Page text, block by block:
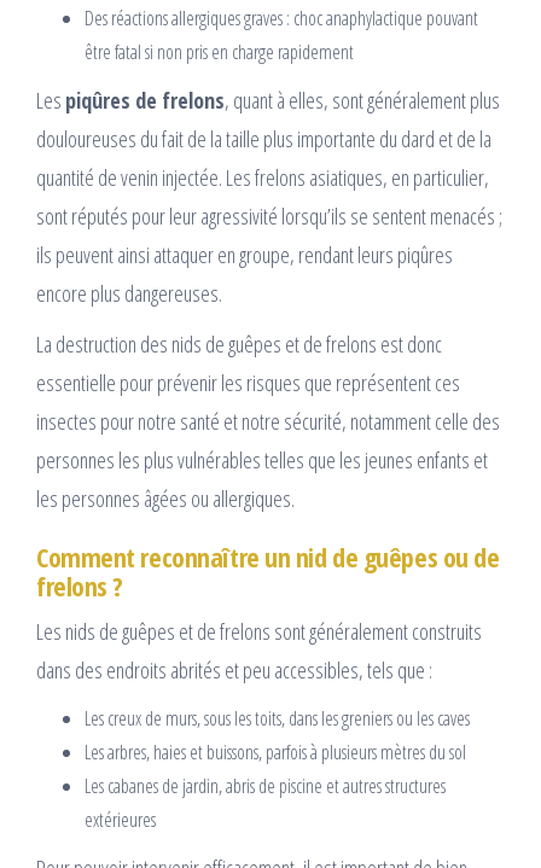
Des réactions allergiques graves : choc anaphylactique pouvant
être fatal si non pris en charge rapidement
Les piqûres de frelons, quant à elles, sont généralement plus
douloureuses du fait de la taille plus importante du dard et de la
quantité de venin injectée. Les frelons asiatiques, en particulier,
sont réputés pour leur agressivité lorsqu’ils se sentent menacés ;
ils peuvent ainsi attaquer en groupe, rendant leurs piqûres
encore plus dangereuses.
La destruction des nids de guêpes et de frelons est donc
essentielle pour prévenir les risques que représentent ces
insectes pour notre santé et notre sécurité, notamment celle des
personnes les plus vulnérables telles que les jeunes enfants et
les personnes âgées ou allergiques.
Comment reconnaître un nid de guêpes ou de
frelons ?
Les nids de guêpes et de frelons sont généralement construits
dans des endroits abrités et peu accessibles, tels que :
Les creux de murs, sous les toits, dans les greniers ou les caves
Les arbres, haies et buissons, parfois à plusieurs mètres du sol
Les cabanes de jardin, abris de piscine et autres structures
extérieures